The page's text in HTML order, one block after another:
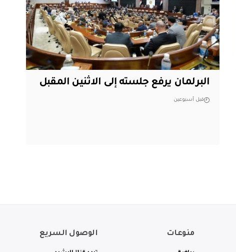
البرلمان يرفع جلسته إلى الاثنين المقبل
قبل أسبوعين
منوعات الوصول السريع